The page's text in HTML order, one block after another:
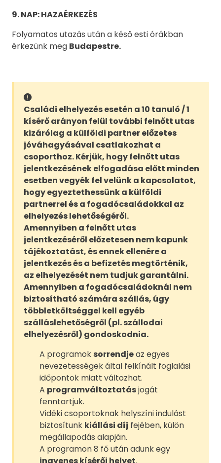
9. NAP: HAZAÉRKEZÉS
Folyamatos utazás után a késő esti órákban
érkezünk meg Budapestre.
Családi elhelyezés esetén a 10 tanuló / 1
kísérő arányon felül további felnőtt utas
kizárólag a külföldi partner előzetes
jóváhagyásával csatlakozhat a
csoporthoz. Kérjük, hogy felnőtt utas
jelentkezésének elfogadása előtt minden
esetben vegyék fel velünk a kapcsolatot,
hogy egyeztethessünk a külföldi
partnerrel és a fogadócsaládokkal az
elhelyezés lehetőségéről.
Amennyiben a felnőtt utas
jelentkezéséről előzetesen nem kapunk
tájékoztatást, és ennek ellenére a
jelentkezés és a befizetés megtörténik,
az elhelyezését nem tudjuk garantálni.
Amennyiben a fogadócsaládoknál nem
biztosítható számára szállás, úgy
többletköltséggel kell egyéb
szálláslehetőségről (pl. szállodai
elhelyezésről) gondoskodnia.
A programok sorrendjeaz egyes
nevezetességek által felkínált foglalási
időpontok miatt változhat.
A programváltoztatásjogát
fenntartjuk.
Vidéki csoportoknak helyszíni indulást
biztosítunk kiállási díj fejében, külön
megállapodás alapján.
A programon 8 fő után adunk egy